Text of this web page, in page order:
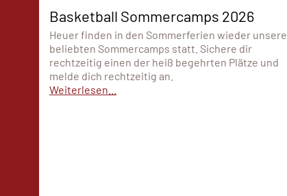
Basketball Sommercamps 2026
Heuer finden in den Sommerferien wieder unsere
beliebten Sommercamps statt. Sichere dir
rechtzeitig einen der heiß begehrten Plätze und
melde dich rechtzeitig an.
Weiterlesen...